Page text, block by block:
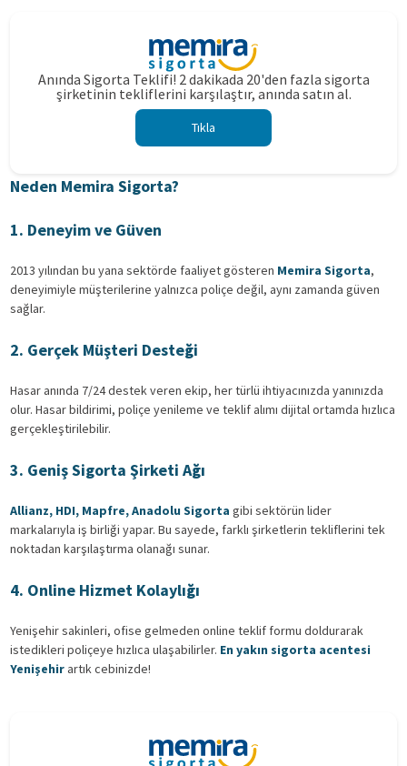
Anında Sigorta Teklifi! 2 dakikada 20'den fazla sigorta
şirketinin tekliflerini karşılaştır, anında satın al.
Tıkla
Neden Memira Sigorta?
1. Deneyim ve Güven
2013 yılından bu yana sektörde faaliyet gösteren Memira Sigorta,
deneyimiyle müşterilerine yalnızca poliçe değil, aynı zamanda güven
sağlar.
2. Gerçek Müşteri Desteği
Hasar anında 7/24 destek veren ekip, her türlü ihtiyacınızda yanınızda
olur. Hasar bildirimi, poliçe yenileme ve teklif alımı dijital ortamda hızlıca
gerçekleştirilebilir.
3. Geniş Sigorta Şirketi Ağı
Allianz, HDI, Mapfre, Anadolu Sigorta gibi sektörün lider
markalarıyla iş birliği yapar. Bu sayede, farklı şirketlerin tekliflerini tek
noktadan karşılaştırma olanağı sunar.
4. Online Hizmet Kolaylığı
Yenişehir sakinleri, ofise gelmeden online teklif formu doldurarak
istedikleri poliçeye hızlıca ulaşabilirler. En yakın sigorta acentesi
Yenişehir artık cebinizde!